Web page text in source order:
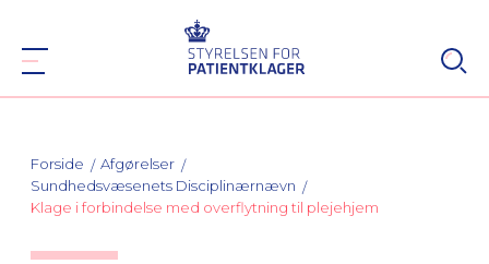
Forside
Afgørelser
Sundhedsvæsenets Disciplinærnævn
Klage i forbindelse med overflytning til plejehjem